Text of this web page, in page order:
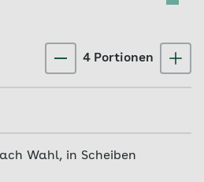
4 Portionen
Wahl, in Scheiben